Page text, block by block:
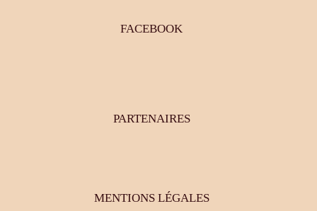
FACEBOOK
PARTENAIRES
MENTIONS LÉGALES